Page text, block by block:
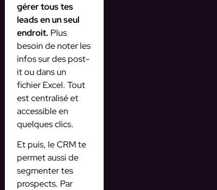
gérer tous tes
leads en un seul
endroit. Plus
besoin de noter les
infos sur des post-
it ou dans un
fichier Excel. Tout
est centralisé et
accessible en
quelques clics.
Et puis, le CRM te
permet aussi de
segmenter tes
prospects. Par